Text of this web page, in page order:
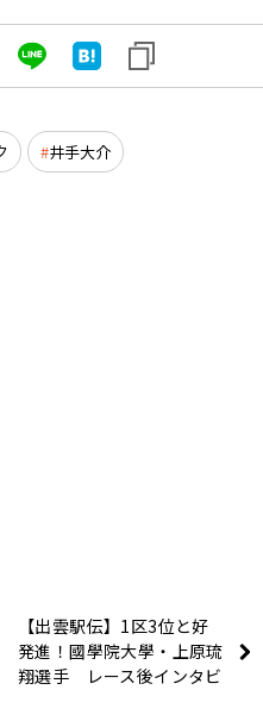
井手大介
【出雲駅伝】1区3位と好
発進！國學院大學・上原琉
翔選手 レース後インタビ